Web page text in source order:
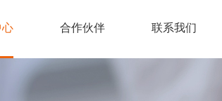
心 合作伙伴 联系我们